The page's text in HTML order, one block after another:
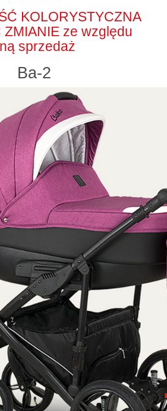
KOLORYSTYCZNA
ZMIANIE ze względu
sprzedaż
Ba-2